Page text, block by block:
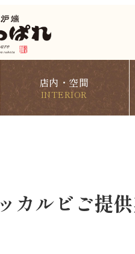
店内・空間
INTERIOR
カルビご提